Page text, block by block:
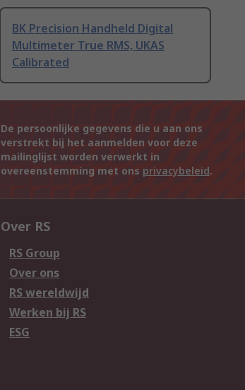
BK Precision Handheld Digital
Multimeter True RMS, UKAS
Calibrated
De persoonlijke gegevens die u aan ons
verstrekt bij het aanmelden voor deze
mailinglijst worden verwerkt in
overeenstemming met ons privacybeleid.
Over RS
RS Group
Over ons
RS wereldwijd
Werken bij RS
ESG